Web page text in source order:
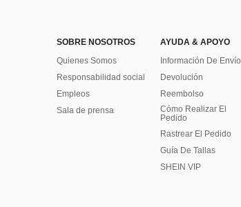
SOBRE NOSOTROS
Quienes Somos
Responsabilidad social
Empleos
Sala de prensa
AYUDA & APOYO
Información De Envío
Devolución
Reembolso
Cómo Realizar El
Pedido
Rastrear El Pedido
Guía De Tallas
SHEIN VIP